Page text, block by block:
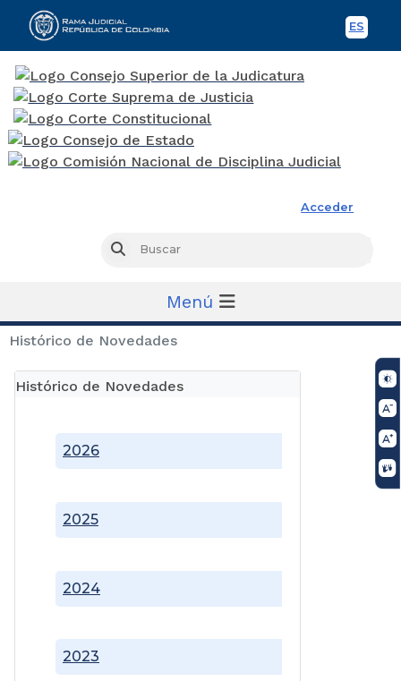
ES
Acceder
Buscar
Menú
Histórico de Novedades
Histórico de Novedades
2023
2024
2025
2026